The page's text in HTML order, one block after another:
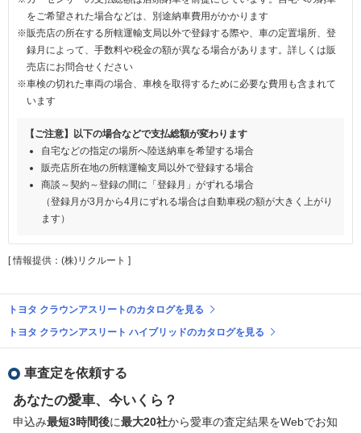
をご希望された場合などは、別途納車費用がかかります
※販売店の所在する所轄運輸支局以外で登録する際や、車の定置場所、登
録月によって、手数料や税金の額が異なる場合があります。詳しくは販
売店にお問合せください
※車検の切れた車両の場合、車検を取得するために必要な費用も含まれて
います
【ご注意】以下の場合などで支払総額が変わります
自宅などの指定の場所へ陸送納車を希望する場合
販売店所在地の所轄運輸支局以外で登録する場合
商談～契約～登録の間に「登録月」がずれる場合
（登録月が3月から4月にずれる場合は自動車税の額が大きく上がり
ます）
[ 情報提供：(株)リクルート ]
トヨタ クラウンアスリートのカタログを見る
トヨタ クラウンアスリート ハイブリッドのカタログを見る
車査定を依頼する
あなたの愛車、今いくら？
申込み最短3時間後に最大20社から愛車の査定結果をWebでお知